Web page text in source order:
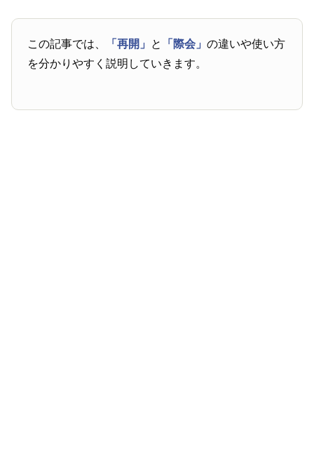
この記事では、 「再開」 と 「際会」の違いや使い方
を分かりやすく説明していきます。